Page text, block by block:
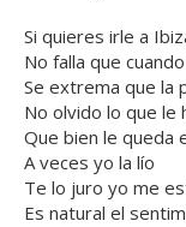
Si quieres irle a
No falla que
Se extrema que la
No olvido lo que le
Que bien le queda
A veces yo la lío
Te lo juro yo me
Es natural el